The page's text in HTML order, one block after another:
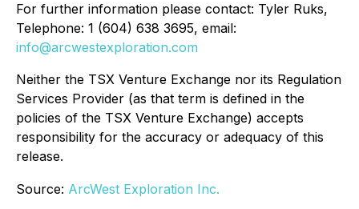
For further information please contact: Tyler Ruks,
Telephone: 1 (604) 638 3695, email:
info@arcwestexploration.com
Neither the TSX Venture Exchange nor its Regulation
Services Provider (as that term is defined in the
policies of the TSX Venture Exchange) accepts
responsibility for the accuracy or adequacy of this
release.
Source: ArcWest Exploration Inc.